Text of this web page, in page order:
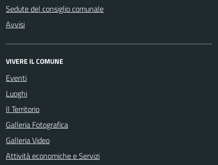
Sedute del consiglio comunale
Avvisi
VIVERE IL COMUNE
Eventi
Luoghi
Il Territorio
Galleria Fotografica
Galleria Video
Attività economiche e Servizi